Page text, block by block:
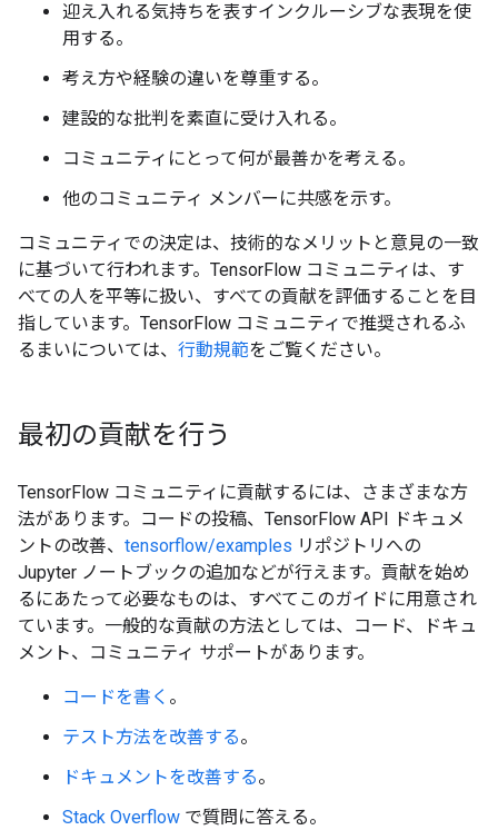
迎え入れる気持ちを表すインクルーシブな表現を使
用する。
考え方や経験の違いを尊重する。
建設的な批判を素直に受け入れる。
コミュニティにとって何が最善かを考える。
他のコミュニティ メンバーに共感を示す。
コミュニティでの決定は、技術的なメリットと意見の一致
に基づいて行われます。TensorFlow コミュニティは、す
べての人を平等に扱い、すべての貢献を評価することを目
指しています。TensorFlow コミュニティで推奨されるふ
るまいについては、 行動規範をご覧ください。
最初の貢献を行う
TensorFlow コミュニティに貢献するには、さまざまな方
法があります。コードの投稿、TensorFlow API ドキュメ
ントの改善、 tensorflow/examples リポジトリへの
Jupyter ノートブックの追加などが行えます。貢献を始め
るにあたって必要なものは、すべてこのガイドに用意され
ています。一般的な貢献の方法としては、コード、ドキュ
メント、コミュニティ サポートがあります。
コードを書く 。
テスト方法を改善する。
ドキュメントを改善する。
Stack Overflow で質問に答える。